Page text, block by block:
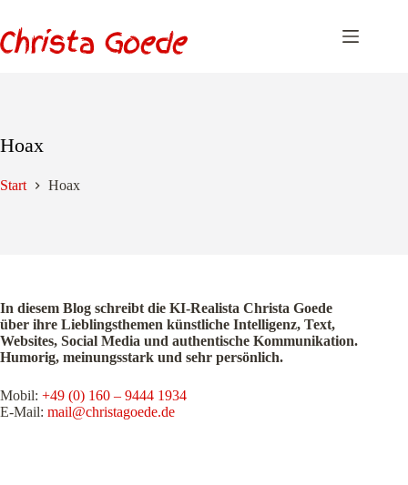
springen
Hoax
Start Hoax
In diesem Blog schreibt die KI-Realista Christa Goede
über ihre Lieblingsthemen künstliche Intelligenz, Text,
Websites, Social Media und authentische Kommunikation.
Humorig, meinungsstark und sehr persönlich.
Mobil: +49 (0) 160 – 9444 1934
E-Mail: mail@christagoede.de